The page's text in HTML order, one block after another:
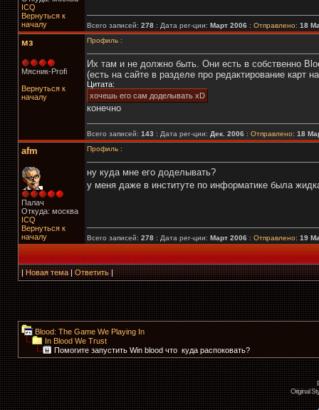
ICQ
Вернуться к
началу
Всего записей: 278: Дата рег-ции: Март 2006 : Отправлено: 18
мз
Мясник-Profi
Вернуться к
началу
Профиль:
Их там и не должно быть. Они есть в собственно
(есть на сайте в разделе про редактирование карт
Цитата:
хочешь его сам доделывать xD
конечно
Всего записей: 143 : Дата рег-ции: Дек. 2006 : Отправлено: 18
afm
Палач
Откуда: москва
ICQ
Вернуться к
началу
Профиль:
ну куда мне его доделывать?
у меня даже в институте по информатике была
Всего записей: 278: Дата рег-ции: Март 2006 : Отправлено: 19
|Новая тема|Ответить|
Blood: The Game We Playing In
In Blood We Trust
Помогите запустить Win blood что ­ куда распоковать?
Original